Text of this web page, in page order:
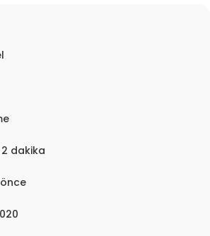
2 dakika
önce